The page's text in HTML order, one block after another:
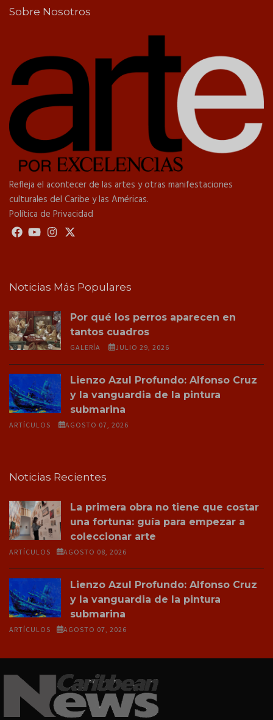
Sobre Nosotros
Refleja el acontecer de las artes y otras manifestaciones
culturales del Caribe y las Américas.
Política de Privacidad
Noticias Más Populares
Por qué los perros aparecen en
tantos cuadros
GALERÍA JULIO 29, 2026
Lienzo Azul Profundo: Alfonso Cruz
y la vanguardia de la pintura
submarina
ARTÍCULOS AGOSTO 07, 2026
Noticias Recientes
La primera obra no tiene que costar
una fortuna: guía para empezar a
coleccionar arte
ARTÍCULOS AGOSTO 08, 2026
Lienzo Azul Profundo: Alfonso Cruz
y la vanguardia de la pintura
submarina
ARTÍCULOS AGOSTO 07, 2026